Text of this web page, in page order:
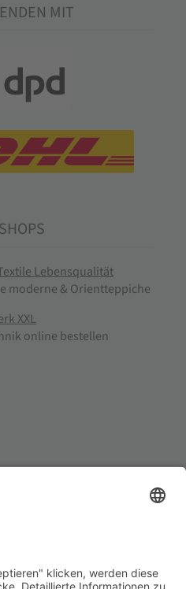
MIT
Lebensqualität
moderne & Orientteppiche
XXL
online bestellen